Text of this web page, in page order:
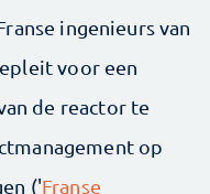
ingenieurs van
voor een
de reactor te
op
('Franse